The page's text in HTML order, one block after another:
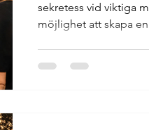
sekretess vid viktiga
möjlighet att skapa